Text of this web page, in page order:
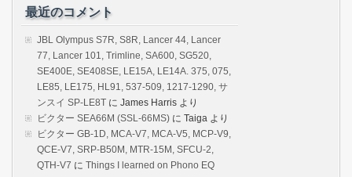
最近のコメント
JBL Olympus S7R, S8R, Lancer 44, Lancer
77, Lancer 101, Trimline, SA600, SG520,
SE400E, SE408SE, LE15A, LE14A. 375, 075,
LE85, LE175, HL91, 537-509, 1217-1290, サ
ンスイ SP-LE8T に James Harris より
ビクター SEA66M (SSL-66MS) に Taiga より
ビクター GB-1D, MCA-V7, MCA-V5, MCP-V9,
QCE-V7, SRP-B50M, MTR-15M, SFCU-2,
QTH-V7 に Things I learned on Phono EQ